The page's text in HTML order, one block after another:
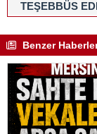
TEŞEBBÜS
Benzer